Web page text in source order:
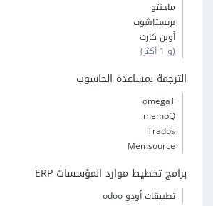
ماجنتو
بريستاشوب
أوبن كارت
(و 1 أكثر)
الترجمة بمساعدة الحاسوب
omegaT
memoQ
Trados
Memsource
برامج تخطيط موارد المؤسسات ERP
تطبيقات أودو odoo